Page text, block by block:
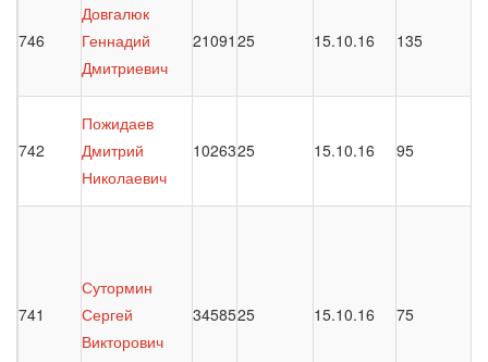
746
Довгалюк
Геннадий
Дмитриевич
21091 25 15.10.16 135
742
Пожидаев
Дмитрий
Николаевич
1026325 15.10.16 95
741
Сутормин
Сергей
Викторович
3458525 15.10.16 75